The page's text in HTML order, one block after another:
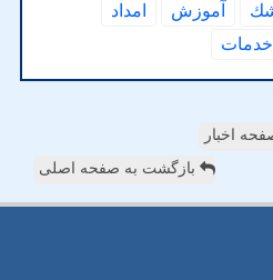
آموزش
امداد
خدمات
اخبار
بازگشت به صفحه اصلی